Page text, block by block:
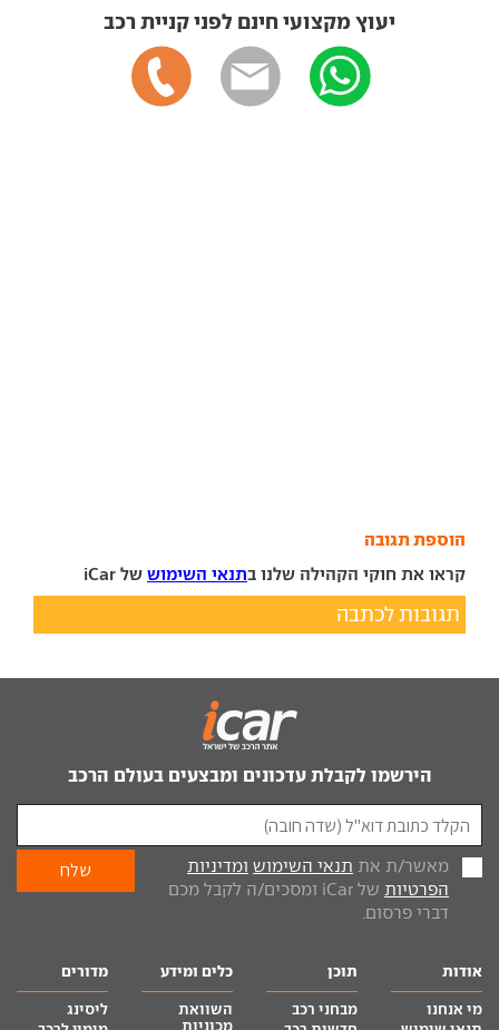
יעוץ מקצועי חינם לפני קניית רכב
הוספת תגובה
קראו את חוקי הקהילה שלנו בתנאי השימוש של iCar
תגובות לכתבה
הירשמו לקבלת עדכונים ומבצעים בעולם הרכב
מאשר/ת את תנאי השימוש ומדיניות
הפרטיות
של iCar ומסכים/ה לקבל מכם
דברי פרסום.
אודות
מי אנחנו
תוכן
מבחני רכב
כלים ומידע
השוואת
מדורים
ליסינג